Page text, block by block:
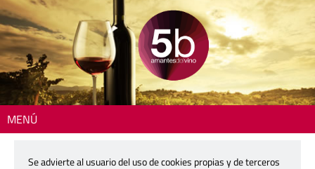
MENÚ
Se advierte al usuario del uso de cookies propias y de terceros